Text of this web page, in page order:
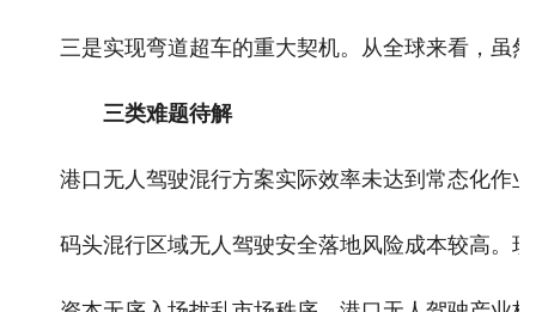
三是实现弯道超车的重大契机。从全球来看，虽
三类难题待解
港口无人驾驶混行方案实际效率未达到常态化作
码头混行区域无人驾驶安全落地风险成本较高。